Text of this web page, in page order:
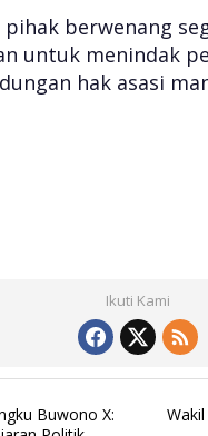
berwenang
untuk menindak
hak asasi
Ikuti Kami
Buwono X: